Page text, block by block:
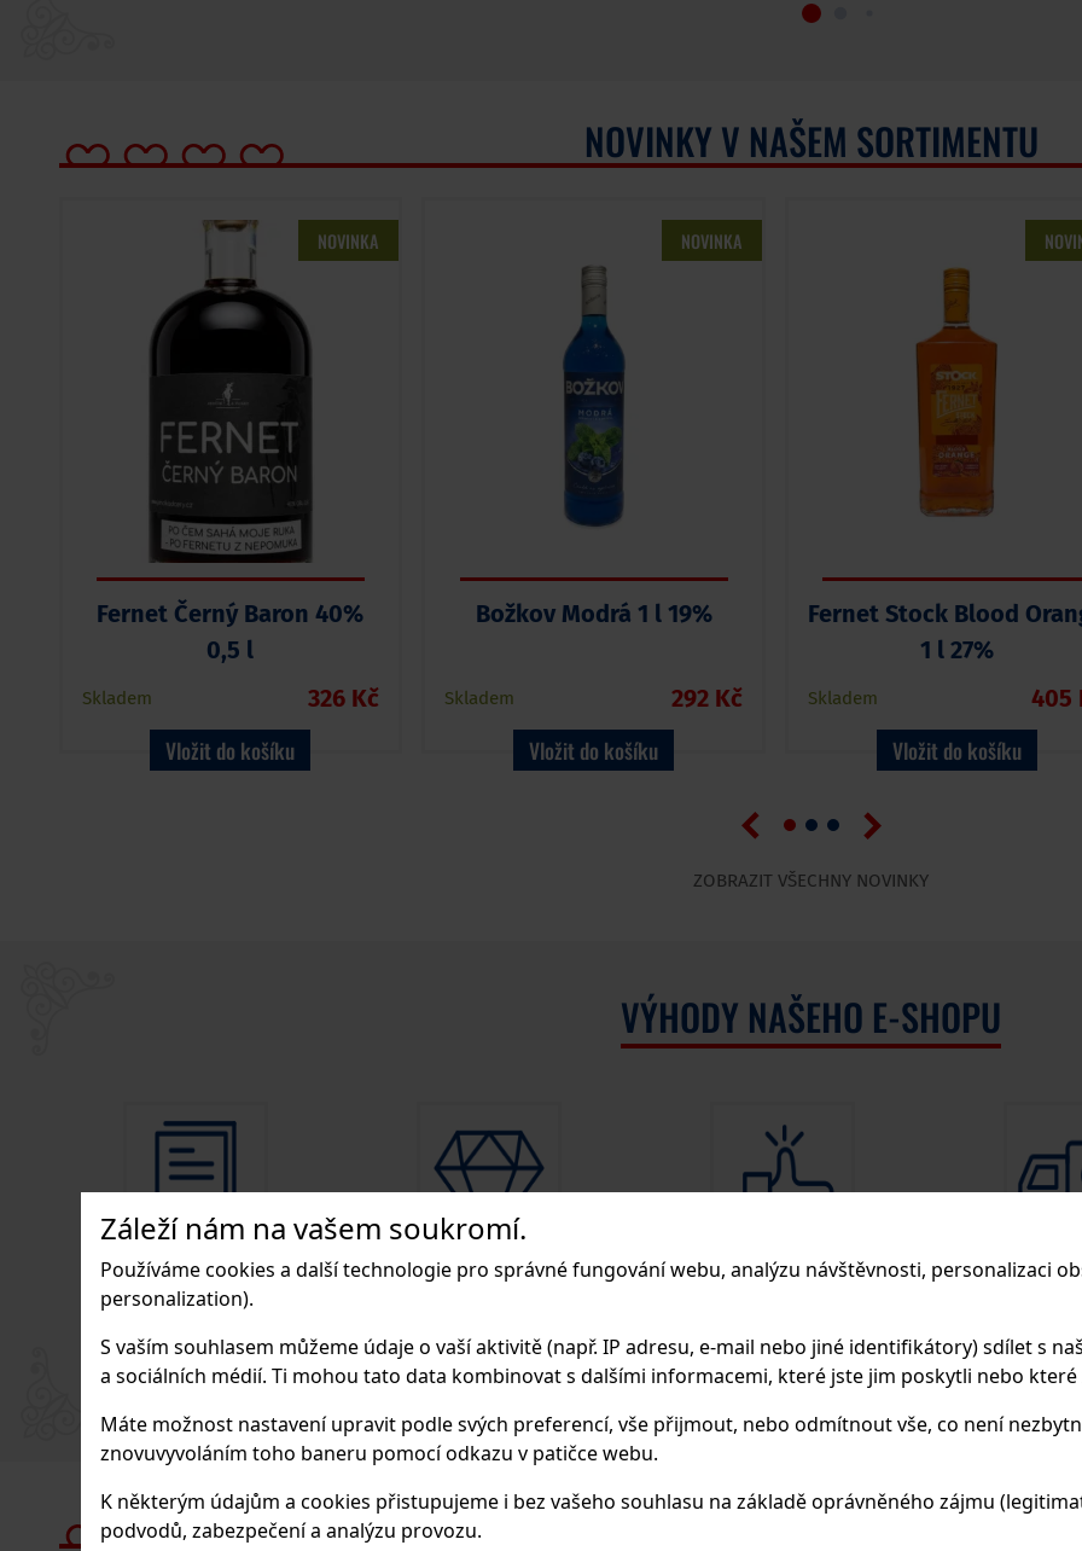
Záleží nám na vašem soukromí.
Používáme cookies a další technologie pro správné fungování webu, analýzu návštěvnosti, personalizaci
personalization).
S vaším souhlasem můžeme údaje o vaší aktivitě (např. IP adresu, e-mail nebo jiné identifikátory) sdílet s
a sociálních médií. Ti mohou tato data kombinovat s dalšími informacemi, které jste jim poskytli nebo
Máte možnost nastavení upravit podle svých preferencí, vše přijmout, nebo odmítnout vše, co není
znovuvyvoláním toho baneru pomocí odkazu v patičce webu.
K některým údajům a cookies přistupujeme i bez vašeho souhlasu na základě oprávněného zájmu
podvodů, zabezpečení a analýzu provozu.
NOVINKY V NAŠEM SORTIMENTU
Fernet Černý Baron 40%
0,5 l
Skladem 326 Kč
Vložit do košíku
NOVINKA
Božkov Modrá 1 l 19%
Skladem 292 Kč
Vložit do košíku
NOVINKA
Fernet Stock Blood
1 l 27%
Skladem 405
Vložit do košíku
ZOBRAZIT VŠECHNY NOVINKY
VÝHODY NAŠEHO E-SHOPU
Mnohaleté zkušenosti s
prodejem alkoholu
výrobců
zboží
objednávce
AKCE V E-SHOPU